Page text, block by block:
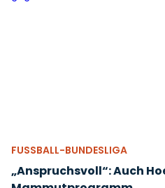
FUSSBALL-BUNDESLIGA
„Anspruchsvoll“: Auch